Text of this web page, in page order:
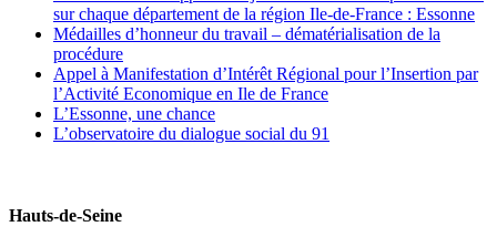
sur chaque département de la région Ile-de-France : Essonne
Médailles d’honneur du travail – dématérialisation de la
procédure
Appel à Manifestation d’Intérêt Régional pour l’Insertion par
l’Activité Economique en Ile de France
L’Essonne, une chance
L’observatoire du dialogue social du 91
Hauts-de-Seine